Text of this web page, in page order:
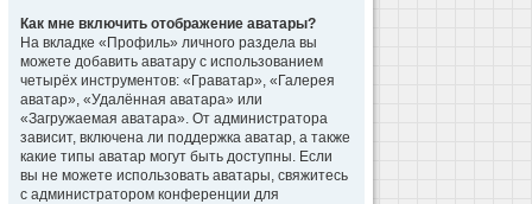
Как мне включить отображение аватары?
На вкладке «Профиль» личного раздела вы
можете добавить аватару с использованием
четырёх инструментов: «Граватар», «Галерея
аватар», «Удалённая аватара» или
«Загружаемая аватара». От администратора
зависит, включена ли поддержка аватар, а также
какие типы аватар могут быть доступны. Если
вы не можете использовать аватары, свяжитесь
с администратором конференции для